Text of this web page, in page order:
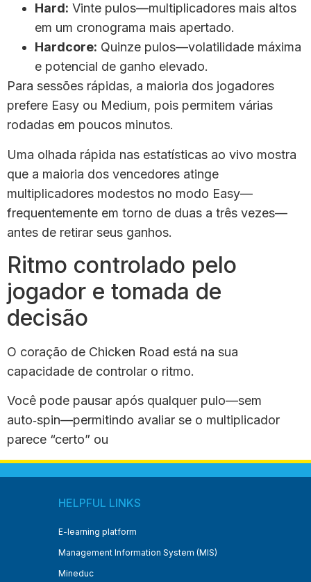
Hard: Vinte pulos—multiplicadores mais altos
em um cronograma mais apertado.
Hardcore: Quinze pulos—volatilidade máxima
e potencial de ganho elevado.
Para sessões rápidas, a maioria dos jogadores
prefere Easy ou Medium, pois permitem várias
rodadas em poucos minutos.
Uma olhada rápida nas estatísticas ao vivo mostra
que a maioria dos vencedores atinge
multiplicadores modestos no modo Easy—
frequentemente em torno de duas a três vezes—
antes de retirar seus ganhos.
Ritmo controlado pelo
jogador e tomada de
decisão
O coração de Chicken Road está na sua
capacidade de controlar o ritmo.
Você pode pausar após qualquer pulo—sem
auto‑spin—permitindo avaliar se o multiplicador
parece “certo” ou
HELPFUL LINKS
E-learning platform
Management Information System (MIS)
Mineduc